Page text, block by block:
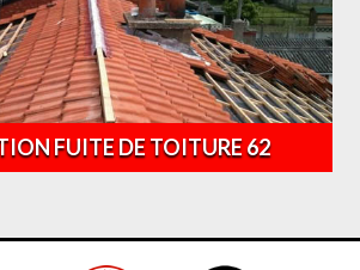
FUITE DE TOITURE 62